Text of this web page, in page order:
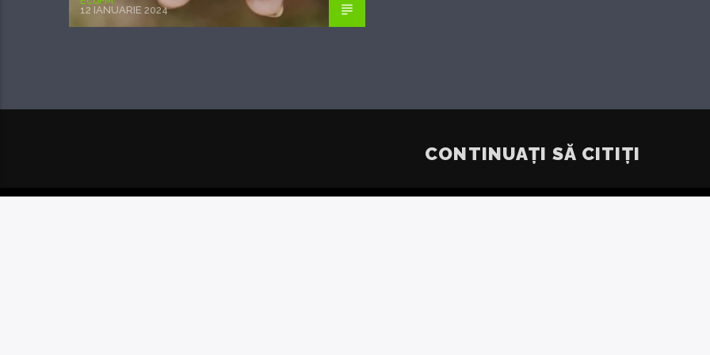
12 IANUARIE 2024
CONTINUAȚI SĂ CITIȚI